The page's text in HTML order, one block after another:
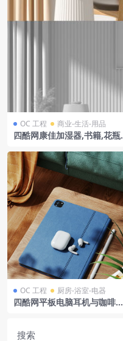
OC 工程 商业-生活-用品
四酷网康佳加湿器,书籍,花瓶
OC 工程 厨房-浴室-电器
四酷网平板电脑耳机与咖啡沙
搜索